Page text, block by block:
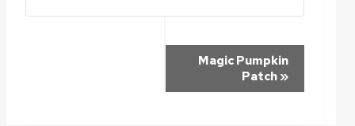
Wydarzenie
Nawigacja
Magic Pumpkin
Patch »